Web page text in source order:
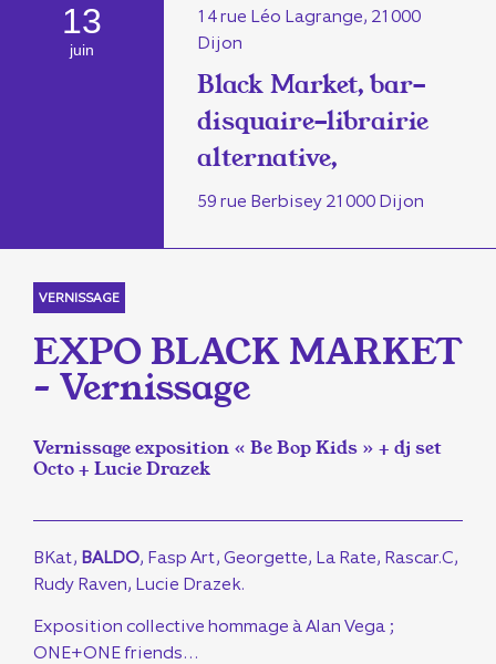
13
juin
14 rue Léo Lagrange, 21000
Dijon
Black Market, bar-
disquaire-librairie
alternative,
59 rue Berbisey 21000 Dijon
VERNISSAGE
EXPO BLACK MARKET
– Vernissage
Vernissage exposition « Be Bop Kids » + dj set
Octo + Lucie Drazek
BKat, BALDO, Fasp Art, Georgette, La Rate, Rascar.C,
Rudy Raven, Lucie Drazek.
Exposition collective hommage à Alan Vega ;
ONE+ONE friends…